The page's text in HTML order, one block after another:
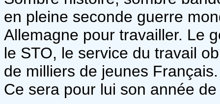
en pleine seconde guerre
Allemagne pour travailler. Le
le STO, le service du travail
de milliers de jeunes
Ce sera pour lui son année